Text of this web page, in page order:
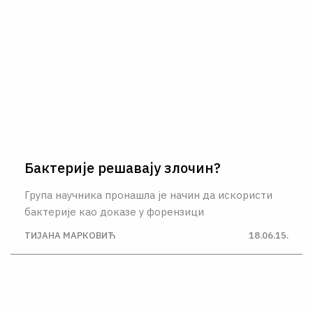
Бактерије решавају злочин?
Група научника пронашла је начин да искористи
бактерије као доказе у форензици
ТИЈАНА МАРКОВИЋ 18.06.15.